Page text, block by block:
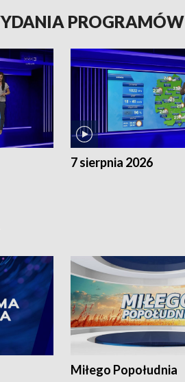
PROGRAMÓW
7 sierpnia 2026
Miłego Popołudnia